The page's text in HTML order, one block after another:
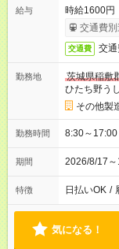
給与
時給1600円
交通費別
交通費 交通
勤務地
茨城県稲敷
ひたち野う
その他製
勤務時間
期間 2026/8/17
特徴 日払いOK /
気になる！